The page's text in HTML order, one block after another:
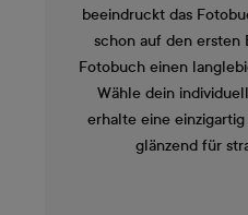
beeindruckt das
schon auf den ersten
Fotobuch einen
Wähle dein
erhalte eine
glänzend für